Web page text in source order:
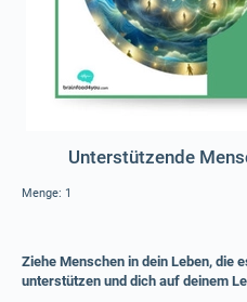
Unterstützende
Menge: 1
Ziehe Menschen in dein Leben, die
unterstützen und dich auf deinem